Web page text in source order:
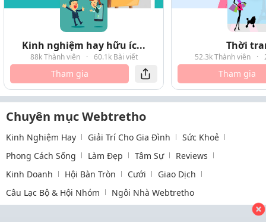
Kinh nghiệm hay hữu íc...
88k Thành viên · 60.1k Bài viết
Tham gia
Thời
52.3k Thành viên ·
Tham gia
Chuyên mục Webtretho
Kinh Nghiệm Hay Giải Trí Cho Gia Đình
Sức Khoẻ
Phong Cách Sống
Làm Đẹp Tâm Sự
Reviews
Kinh Doanh
Hội Bàn Tròn Cưới
Giao Dịch
Câu Lạc Bộ & Hội Nhóm
Ngôi Nhà Webtretho